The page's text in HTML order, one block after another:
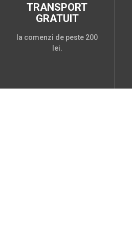
TRANSPORT
GRATUIT
la comenzi de peste 200
lei.